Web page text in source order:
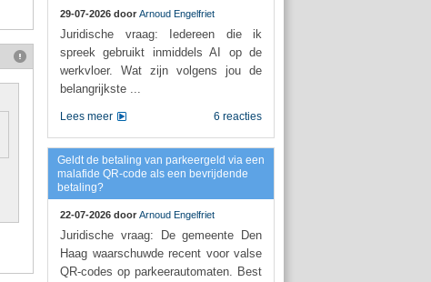
29-07-2026 door Arnoud Engelfriet
Juridische vraag: Iedereen die ik
spreek gebruikt inmiddels AI op de
werkvloer. Wat zijn volgens jou de
belangrijkste ...
6 reacties
Lees meer
Geldt de betaling van parkeergeld via een
malafide QR-code als een bevrijdende
betaling?
22-07-2026 door Arnoud Engelfriet
Juridische vraag: De gemeente Den
Haag waarschuwde recent voor valse
QR-codes op parkeerautomaten. Best